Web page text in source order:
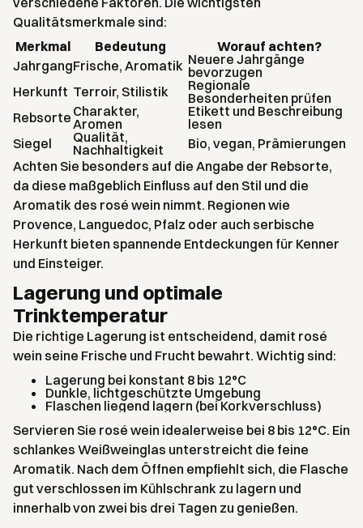
Qualitätsmerkmale sind:
Merkmal
Bedeutung
Worauf achten?
JahrgangFrische, Aromatik Neuere Jahrgänge
bevorzugen
Herkunft Terroir, Stilistik
Regionale
Besonderheiten prüfen
Rebsorte Charakter,
Aromen
Etikett und Beschreibung
lesen
Siegel
Qualität,
Nachhaltigkeit
Bio, vegan, Prämierungen
Achten Sie besonders auf die Angabe der Rebsorte,
da diese maßgeblich Einfluss auf den Stil und die
Aromatik des rosé wein nimmt. Regionen wie
Provence, Languedoc, Pfalz oder auch serbische
Herkunft bieten spannende Entdeckungen für Kenner
und Einsteiger.
Lagerung und optimale
Trinktemperatur
Die richtige Lagerung ist entscheidend, damit rosé
wein seine Frische und Frucht bewahrt. Wichtig sind:
Lagerung bei konstant 8 bis 12°C
Dunkle, lichtgeschützte Umgebung
Flaschen liegend lagern (bei Korkverschluss)
Servieren Sie rosé wein idealerweise bei 8 bis 12°C. Ein
schlankes Weißweinglas unterstreicht die feine
Aromatik. Nach dem Öffnen empfiehlt sich, die Flasche
gut verschlossen im Kühlschrank zu lagern und
innerhalb von zwei bis drei Tagen zu genießen.